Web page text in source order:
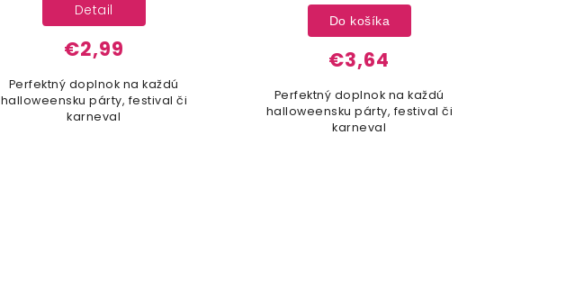
€2,99
Detail
Perfektný doplnok na každú
halloweensku párty, festival či
karneval
€3,64
Do košíka
Perfektný doplnok na každú
halloweensku párty, festival či
karneval